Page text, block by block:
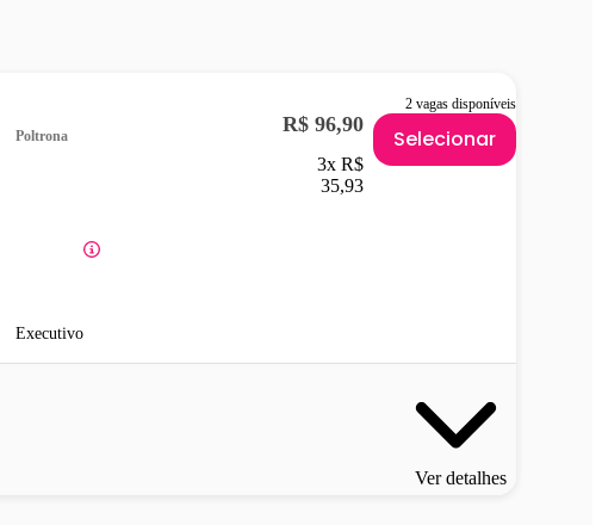
2 vagas disponíveis
Poltrona
Executivo
R$ 96,90
3x R$
35,93
Selecionar
Ver detalhes